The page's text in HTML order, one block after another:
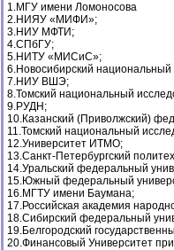
1.МГУ имени Ломоносова
2.НИЯУ «МИФИ»;
3.НИУ МФТИ;
4.СПбГУ;
5.НИТУ «МИСиС»;
6.Новосибирский национальный
7.НИУ ВШЭ;
8.Томский национальный
9.РУДН;
10.Казанский (Приволжский)
11.Томский национальный
12.Университет ИТМО;
13.Санкт-Петербургский
14.Уральский федеральный
15.Южный федеральный
16.МГТУ имени Баумана;
17.Российская академия
18.Сибирский федеральный
19.Белгородский
20.Финансовый Университет